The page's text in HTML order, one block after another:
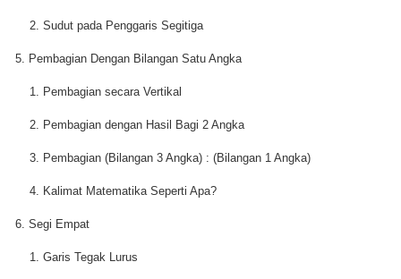
2. Sudut pada Penggaris Segitiga
5. Pembagian Dengan Bilangan Satu Angka
1. Pembagian secara Vertikal
2. Pembagian dengan Hasil Bagi 2 Angka
3. Pembagian (Bilangan 3 Angka) : (Bilangan 1 Angka)
4. Kalimat Matematika Seperti Apa?
6. Segi Empat
1. Garis Tegak Lurus